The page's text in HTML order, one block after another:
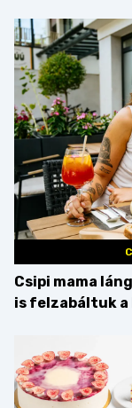
Csipi mama
is felzabáltuk